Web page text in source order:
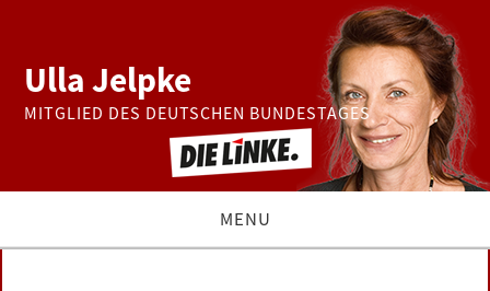
Ulla Jelpke
MITGLIED DES DEUTSCHEN BUNDESTAGES
MENU